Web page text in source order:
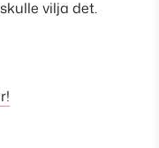
vilja det.